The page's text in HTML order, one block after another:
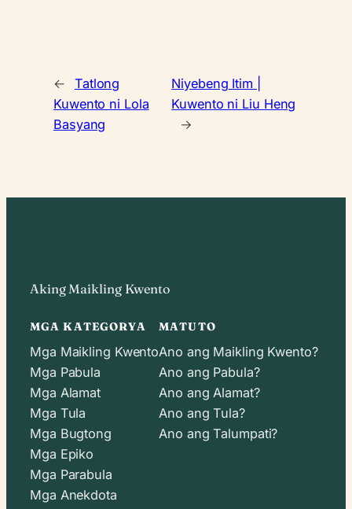
←
Tatlong
Kuwento ni Lola
Basyang
Niyebeng Itim |
Kuwento ni Liu Heng
→
Aking Maikling Kwento
MGA KATEGORYA
Mga Maikling Kwento
Mga Pabula
Mga Alamat
Mga Tula
Mga Bugtong
Mga Epiko
Mga Parabula
Mga Anekdota
MATUTO
Ano ang Maikling Kwento?
Ano ang Pabula?
Ano ang Alamat?
Ano ang Tula?
Ano ang Talumpati?